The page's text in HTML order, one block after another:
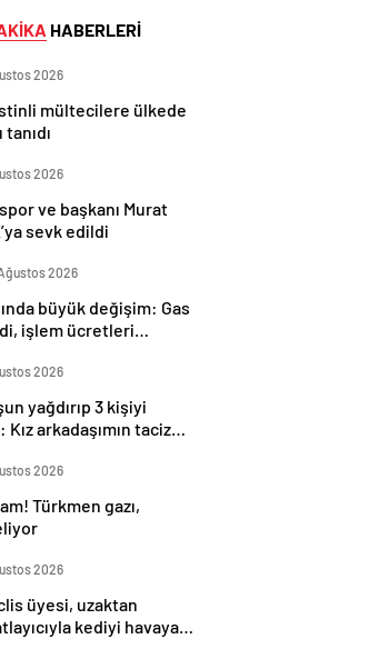
HABERLERİ
2026
mültecilere ülkede
2026
ve başkanı Murat
sevk edildi
2026
büyük değişim: Gas
işlem ücretleri
2026
yağdırıp 3 kişiyi
arkadaşımın taciz
2026
Türkmen gazı,
2026
üyesi, uzaktan
kediyi havaya